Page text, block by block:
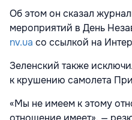
Об этом он сказал
мероприятий в День
nv.ua со ссылкой на
Зеленский также
к крушению самолета
«Мы не имеем к этому